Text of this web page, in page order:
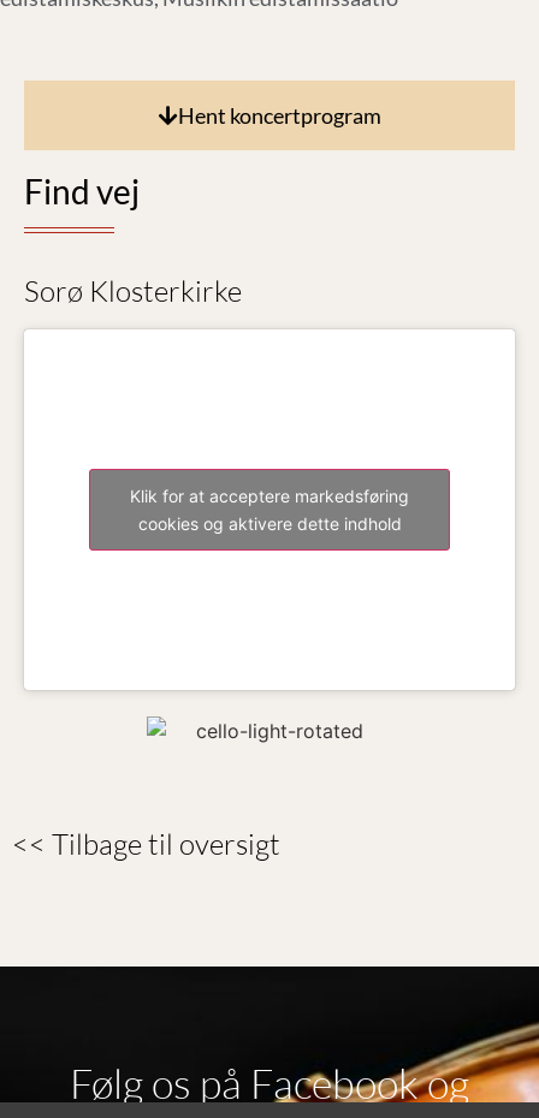
Hent koncertprogram
Find vej
Sorø Klosterkirke
Klik for at acceptere markedsføring
cookies og aktivere dette indhold
<< Tilbage til oversigt
Følg os på Facebook og